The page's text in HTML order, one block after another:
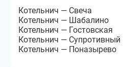
Котельнич — Свеча
Котельнич — Шабалино
Котельнич — Гостовская
Котельнич — Супротивный
Котельнич — Поназырево